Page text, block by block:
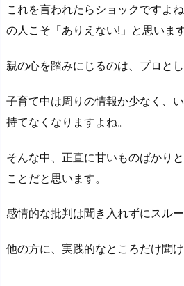
これを言われたらショックですよ
の人こそ「ありえない!」と思います
親の心を踏みにじるのは、プロとし
子育て中は周りの情報か少なく、
持てなくなりますよね。
そんな中、正直に甘いものばかり
ことだと思います。
感情的な批判は聞き入れずにスル
他の方に、実践的なところだけ聞け